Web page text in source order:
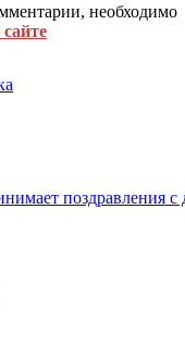
необходимо
поздравления